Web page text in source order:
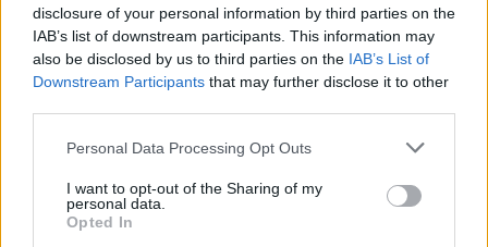
disclosure of your personal information by third parties on the
IAB’s list of downstream participants. This information may
also be disclosed by us to third parties on the IAB’s List of
Downstream Participants that may further disclose it to other
Please note that this website/app uses one or more Google
not limited to your visit or usage behaviour. You may click to
grant or deny consent to Google and its third-party tags to
use your data for below specified purposes in below Google
Personal Data Processing Opt Outs
I want to opt-out of the Sharing of my
personal data.
Opted In
Ricevi le nostre ultime news
daGoogle News